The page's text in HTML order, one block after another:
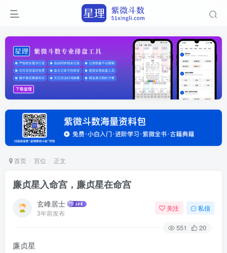
首页 宫位 正文
廉贞星入命宫，廉贞星在命宫
玄峰居士
3年前发布
关注 私信
551 20
廉贞星